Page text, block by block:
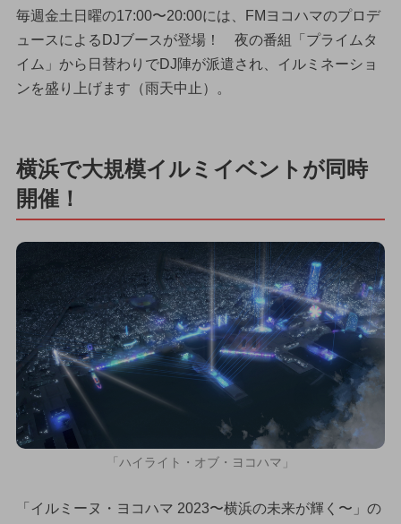
毎週金土日曜の17:00〜20:00には、FMヨコハマのプロデ
ュースによるDJブースが登場！ 夜の番組「プライムタ
イム」から日替わりでDJ陣が派遣され、イルミネーショ
ンを盛り上げます（雨天中止）。
横浜で大規模イルミイベントが同時
開催！
「ハイライト・オブ・ヨコハマ」
「イルミーヌ・ヨコハマ 2023〜横浜の未来が輝く〜」の